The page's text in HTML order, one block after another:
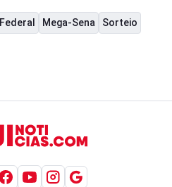
Mega-Sena
Sorteio